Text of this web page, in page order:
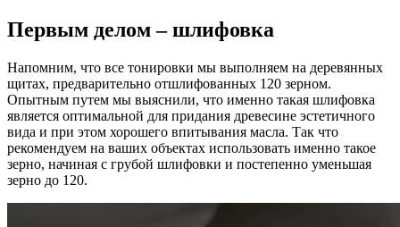
Первым делом – шлифовка
Напомним, что все тонировки мы выполняем на деревянных
щитах, предварительно отшлифованных 120 зерном.
Опытным путем мы выяснили, что именно такая шлифовка
является оптимальной для придания древесине эстетичного
вида и при этом хорошего впитывания масла. Так что
рекомендуем на ваших объектах использовать именно такое
зерно, начиная с грубой шлифовки и постепенно уменьшая
зерно до 120.